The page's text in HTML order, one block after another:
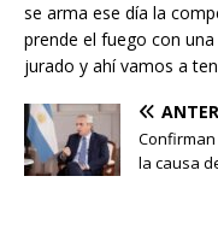
se arma ese día la
prende el fuego con
jurado y ahí vamos a
la causa